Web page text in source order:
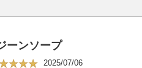
ーンソープ
2025/07/06